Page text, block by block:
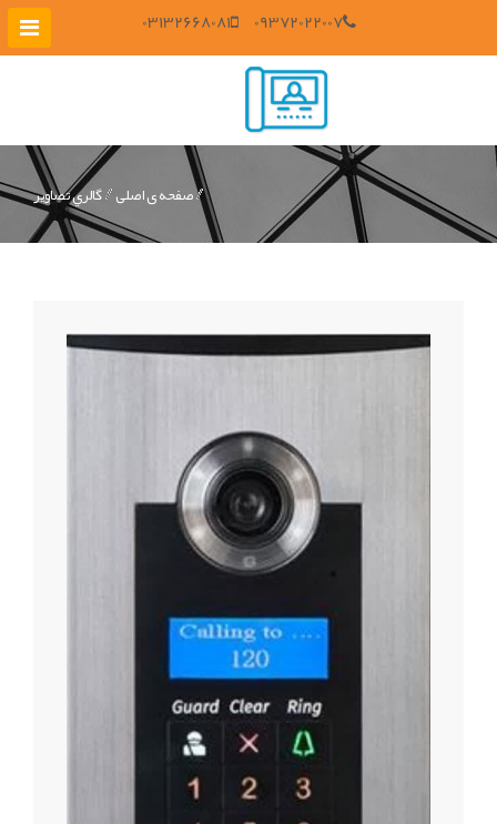
03132668081 09372022007
صفحه ی اصلی گالري تصاوير